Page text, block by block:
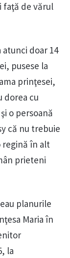
faţă de vărul
atunci doar 14
pusese la
prinţesei,
dorea cu
o persoană
că nu trebuie
regină în alt
prieteni
planurile
Maria în
la